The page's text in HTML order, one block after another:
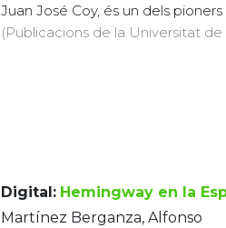
Juan José Coy, és un dels pioners
(Publicacions de la Universitat de
Digital: Hemingway en la
Martínez Berganza, Alfonso